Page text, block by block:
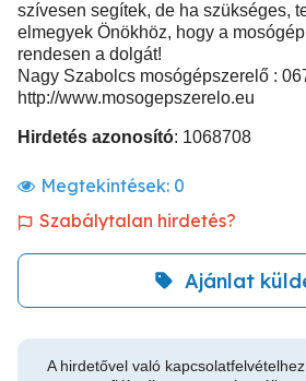
szívesen segítek, de ha szükséges,
elmegyek Önökhöz, hogy a
rendesen a dolgát!
Nagy Szabolcs mosógépszerelő :
http://www.mosogepszerelo.eu
Hirdetés azonosító: 1068708
Megtekintések: 0
Szabálytalan hirdetés?
Ajánlat
A hirdetővel való